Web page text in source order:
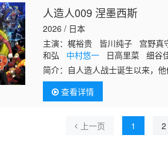
人造人009 涅墨西斯
2026 / 日本
主演：梶裕贵 皆川纯子 宫野
和弘 中村悠一 日高里菜 细谷
奈良彻 下野纮
简介： 自人造人战士诞生以来，
然而，战斗仍在继续—— 而如今
他们，无法引导世界走向安宁。
想”究竟是什么？ 我们，是否即将
查看详情
上一页 1 2